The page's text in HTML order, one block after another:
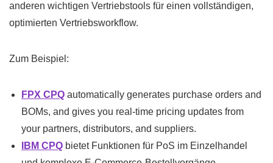
anderen wichtigen Vertriebstools für einen vollständigen,
optimierten Vertriebsworkflow.
Zum Beispiel:
FPX CPQ automatically generates purchase orders and
BOMs, and gives you real-time pricing updates from
your partners, distributors, and suppliers.
IBM CPQ bietet Funktionen für PoS im Einzelhandel